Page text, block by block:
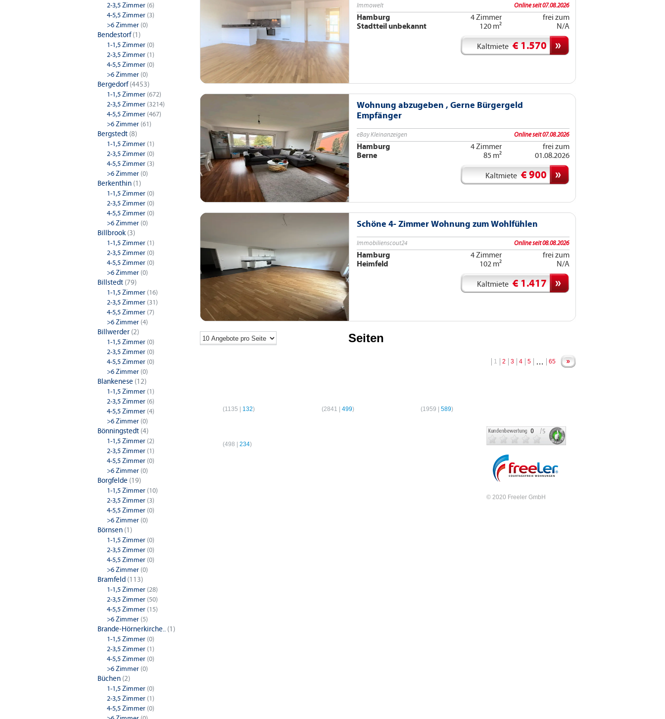
2-3,5 Zimmer (6)
4-5,5 Zimmer (3)
>6 Zimmer (0)
Bendestorf(1)
1-1,5 Zimmer (0)
2-3,5 Zimmer (1)
4-5,5 Zimmer (0)
>6 Zimmer (0)
Bergedorf(4453)
1-1,5 Zimmer (672)
2-3,5 Zimmer (3214)
4-5,5 Zimmer (467)
>6 Zimmer (61)
Bergstedt (8)
1-1,5 Zimmer (1)
2-3,5 Zimmer (0)
4-5,5 Zimmer (3)
>6 Zimmer (0)
Berkenthin (1)
1-1,5 Zimmer (0)
2-3,5 Zimmer (0)
4-5,5 Zimmer (0)
>6 Zimmer (0)
Billbrook (3)
1-1,5 Zimmer (1)
2-3,5 Zimmer (0)
4-5,5 Zimmer (0)
>6 Zimmer (0)
Billstedt (79)
1-1,5 Zimmer (16)
2-3,5 Zimmer (31)
4-5,5 Zimmer (7)
>6 Zimmer (4)
Billwerder (2)
1-1,5 Zimmer (0)
2-3,5 Zimmer (0)
4-5,5 Zimmer (0)
>6 Zimmer (0)
Blankenese (12)
1-1,5 Zimmer (1)
2-3,5 Zimmer (6)
4-5,5 Zimmer (4)
>6 Zimmer (0)
Bönningstedt (4)
1-1,5 Zimmer (2)
2-3,5 Zimmer (1)
4-5,5 Zimmer (0)
>6 Zimmer (0)
Borgfelde (19)
1-1,5 Zimmer (10)
2-3,5 Zimmer (3)
4-5,5 Zimmer (0)
>6 Zimmer (0)
Börnsen (1)
1-1,5 Zimmer (0)
2-3,5 Zimmer (0)
4-5,5 Zimmer (0)
>6 Zimmer (0)
Bramfeld (113)
1-1,5 Zimmer (28)
2-3,5 Zimmer (50)
4-5,5 Zimmer (15)
>6 Zimmer (5)
Brande-Hörnerkirche.. (1)
1-1,5 Zimmer (0)
2-3,5 Zimmer (1)
4-5,5 Zimmer (0)
>6 Zimmer (0)
Büchen (2)
1-1,5 Zimmer (0)
2-3,5 Zimmer (1)
4-5,5 Zimmer (0)
Immowelt Online seit 07.08.2026
Hamburg 4 Zimmer
frei zum
Stadtteil unbekannt
120 m² N/A
Kaltmiete € 1.570
Wohnung abzugeben , Gerne Bürgergeld
Empfänger
eBay Kleinanzeigen Online seit 07.08.2026
Hamburg 4 Zimmer
frei zum
Berne
85 m² 01.08.2026
Kaltmiete € 900
Schöne 4- Zimmer Wohnung zum Wohlfühlen
Immobilienscout24 Online seit 08.08.2026
Hamburg 4 Zimmer
frei zum
Heimfeld
102 m² N/A
Kaltmiete € 1.417
Seiten
1 2 3 4 5 … 65
(1135 132) (2841 499) (1959 589)
(498 234)
© 2020 Freeler GmbH